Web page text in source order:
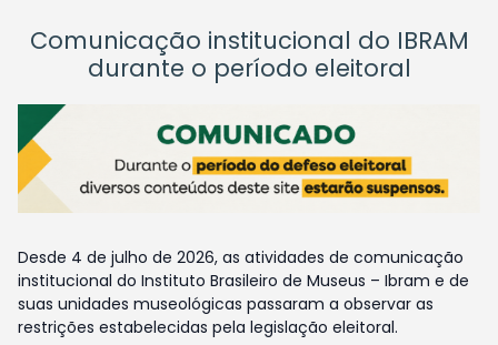
Comunicação institucional do IBRAM
durante o período eleitoral
Desde 4 de julho de 2026, as atividades de comunicação
institucional do Instituto Brasileiro de Museus – Ibram e de
suas unidades museológicas passaram a observar as
restrições estabelecidas pela legislação eleitoral.